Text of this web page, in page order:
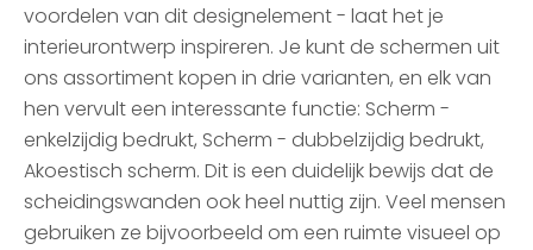
voordelen van dit designelement - laat het je
interieurontwerp inspireren. Je kunt de schermen uit
ons assortiment kopen in drie varianten, en elk van
hen vervult een interessante functie: Scherm -
enkelzijdig bedrukt, Scherm - dubbelzijdig bedrukt,
Akoestisch scherm. Dit is een duidelijk bewijs dat de
scheidingswanden ook heel nuttig zijn. Veel mensen
gebruiken ze bijvoorbeeld om een ruimte visueel op